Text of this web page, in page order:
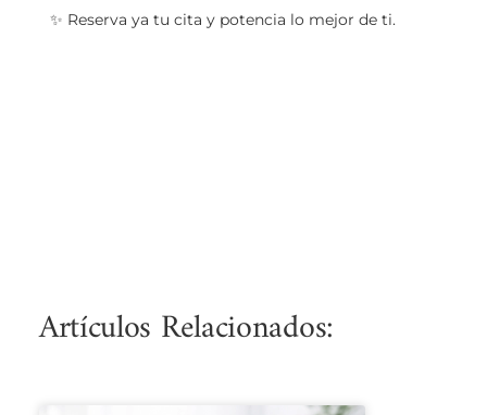
✨ Reserva ya tu cita y potencia lo mejor de ti.
Artículos Relacionados: